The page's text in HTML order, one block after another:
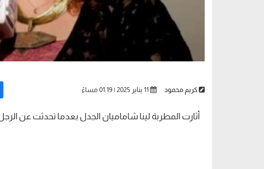
كريم محمود
أثارت المطربة لينا شاماميان الجدل بعدما تحدثت عن